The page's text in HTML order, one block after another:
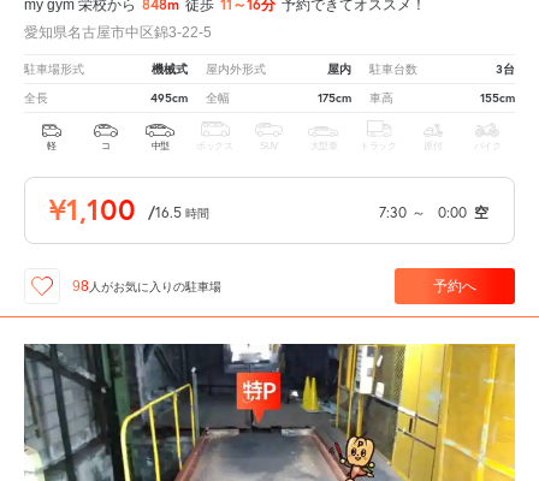
my gym 栄校から 848m 徒歩 11～16分 予約できてオススメ！
愛知県名古屋市中区錦3-22-5
駐車場形式 機械式 屋内外形式 屋内 駐車台数 3台
全長 495cm 全幅 175cm 車高 155cm
軽 コ 中型 ボックス SUV 大型車 トラック 原付 バイク
¥1,100 /16.5 時間 7:30 ～ 0:00 空
98 人がお気に入りの駐車場 予約へ